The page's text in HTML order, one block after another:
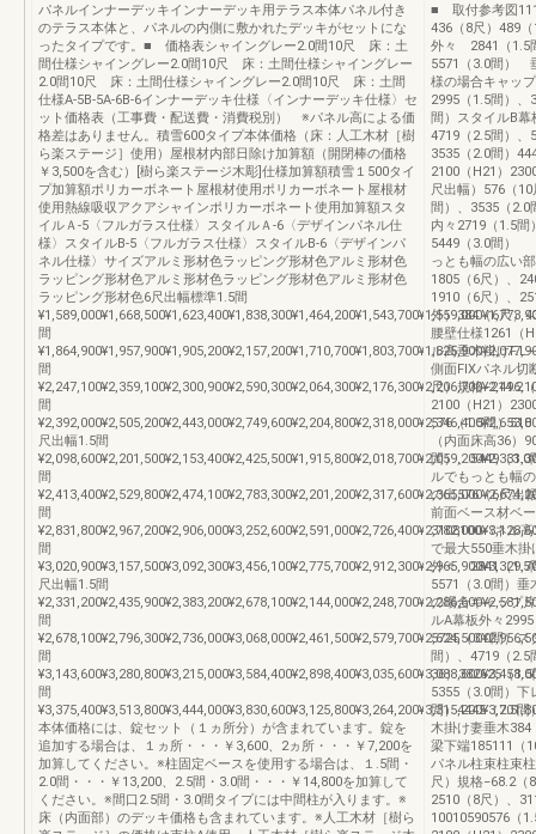
パネルインナーデッキインナーデッキ用テラス本体パネル付き
のテラス本体と、パネルの内側に敷かれたデッキがセットにな
ったタイプです。■ 価格表シャイングレー2.0間10尺 床：土
間仕様シャイングレー2.0間10尺 床：土間仕様シャイングレー
2.0間10尺 床：土間仕様シャイングレー2.0間10尺 床：土間
仕様A-5B-5A-6B-6インナーデッキ仕様〈インナーデッキ仕様〉セ
ット価格表（工事費・配送費・消費税別） ※パネル高による価
格差はありません。積雪600タイプ本体価格（床：人工木材［樹
ら楽ステージ］使用）屋根材内部日除け加算額（開閉棒の価格
￥3,500を含む）[樹ら楽ステージ木彫]仕様加算額積雪１500タイ
プ加算額ポリカーボネート屋根材使用ポリカーボネート屋根材
使用熱線吸収アクアシャインポリカーボネート使用加算額スタ
イルＡ-5〈フルガラス仕様〉スタイルＡ-6〈デザインパネル仕
様〉スタイルB-5〈フルガラス仕様〉スタイルB-6〈デザインパ
ネル仕様〉サイズアルミ形材色ラッピング形材色アルミ形材色
ラッピング形材色アルミ形材色ラッピング形材色アルミ形材色
ラッピング形材色6尺出幅標準1.5間
間
間
間
尺出幅1.5間
間
間
間
尺出幅1.5間
間
間
間
本体価格には、錠セット（１ヵ所分）が含まれています。錠を
追加する場合は、１ヵ所・・・￥3,600、2ヵ所・・・￥7,200を
加算してください。※柱固定ベースを使用する場合は、１.5間・
2.0間・・・￥13,200、2.5間・3.0間・・・￥14,800を加算して
ください。※間口2.5間・3.0間タイプには中間柱が入ります。※
床（内面部）のデッキ価格も含まれています。※人工木材［樹ら
■ 取付参考図
436（8尺）489
外々 2841（1.5
5571（3.0間）
様の場合キャッ
2995（1.5間）、
間）スタイルB
4719（2.5間）、
3535（2.0間）
2100（H21）
尺出幅）576（
間）、3535（2.0
内々2719（1.5間
5449（3.0
っとも幅の広い
1805（6尺）、
1910（6尺）、
外）384（6尺）
腰壁仕様1261（
ル高垂木掛け
側面FIXパネル切
尺）規格−214.2
2100（H21）
576（1.5間）518
（内面床高36）
間）、5449
ルでもっとも幅
の出576（6尺出
前面ベース材ベ
3108100パネル
で最大550垂木掛
外々 2841（1.5
5571（3.0間）
の場合キャップ
ルA幕板外々
5725（3.0間）ス
間）、4719（2.5
36）382625（
5355（3.0間）下
間）4445（2.5間
木掛け妻垂木
梁下端185111（
パネル柱束柱束
尺）規格−68.2（
2510（8尺）、
10010590576（